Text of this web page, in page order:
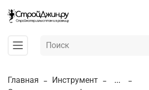
Главная Инструмент
...